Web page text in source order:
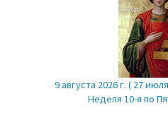
9 августа 2026 г. ( 27
Неделя 10-я по